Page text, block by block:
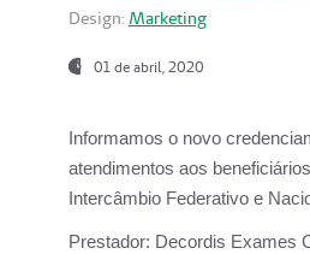
Design: Marketing
01 de abril, 2020
Informamos o novo
atendimentos aos
Intercâmbio Federativo e
Prestador: Decordis Exames